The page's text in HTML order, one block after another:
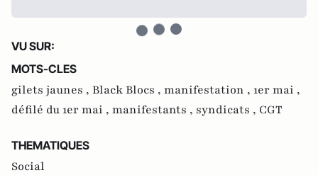
VU SUR:
MOTS-CLES
gilets jaunes , Black Blocs , manifestation , 1er mai ,
défilé du 1er mai , manifestants , syndicats , CGT
THEMATIQUES
Social